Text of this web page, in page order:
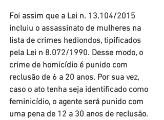
Foi assim que a Lei n. 13.104/2015
incluiu o assassinato de mulheres na
lista de crimes hediondos, tipificados
pela Lei n 8.072/1990. Desse modo, o
crime de homicídio é punido com
reclusão de 6 a 20 anos. Por sua vez,
caso o ato tenha seja identificado como
feminicídio, o agente será punido com
uma pena de 12 a 30 anos de reclusão.